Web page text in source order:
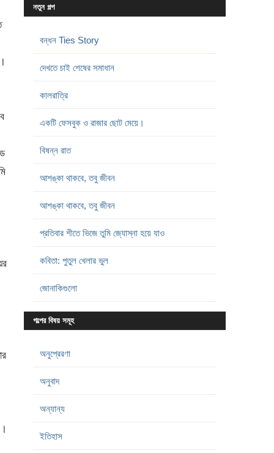
নতুন গল্প
বন্ধন Ties Story
দেখতে চাই শেষের সমাধান
কালরাত্রি
একটি ফেসবুক ও রাজার ছোট মেয়ে।
বিষন্ন রাত
আশঙ্কা থাকবে, তবু জীবন
আশঙ্কা থাকবে, তবু জীবন
প্রতিবার শীতে ভিজে তুমি জ্যোস্না হয়ে যাও
কবিতা: পুতুল খেলার ভুল
জোনাকিগুলো
গল্পের বিষয় সমূহ
অনুপ্রেরণা
অনুবাদ
অন্যান্য
ইতিহাস